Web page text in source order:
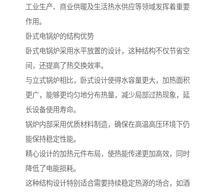
工业生产、商业供暖及生活热水供应等领域发挥着重要
作用。
卧式电锅炉的结构优势
卧式电锅炉采用水平放置的设计，这种结构不仅节省空
间，还提高了热交换效率。
与立式锅炉相比，卧式设计使得水容量更大，加热面积
更广，能够更均匀地分布热量，减少局部过热现象，延
长设备使用寿命。
锅炉内部采用优质材料制造，确保在高温高压环境下仍
能保持稳定性能。
精心设计的加热元件布局，使热能传递更加高效，同时
降低了电能损耗。
这种结构设计特别适合需要持续稳定热源的场合，如酒